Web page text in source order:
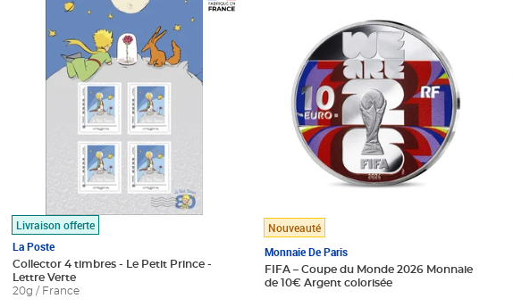
Livraison offerte
La Poste
Collector 4 timbres - Le Petit Prince -
Lettre Verte
20g / France
Nouveauté
Monnaie De Paris
FIFA – Coupe du Monde 2026 Monnaie
de 10€ Argent colorisée